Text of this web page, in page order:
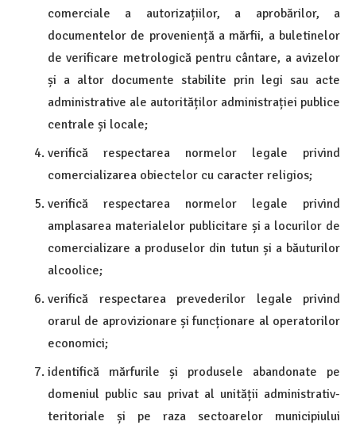
comerciale a autorizațiilor, a aprobărilor, a
documentelor de proveniență a mărfii, a buletinelor
de verificare metrologică pentru cântare, a avizelor
și a altor documente stabilite prin legi sau acte
administrative ale autorităților administrației publice
centrale și locale;
verifică respectarea normelor legale privind
comercializarea obiectelor cu caracter religios;
verifică respectarea normelor legale privind
amplasarea materialelor publicitare și a locurilor de
comercializare a produselor din tutun și a băuturilor
alcoolice;
verifică respectarea prevederilor legale privind
orarul de aprovizionare și funcționare al operatorilor
economici;
identifică mărfurile și produsele abandonate pe
domeniul public sau privat al unității administrativ-
teritoriale și pe raza sectoarelor municipiului